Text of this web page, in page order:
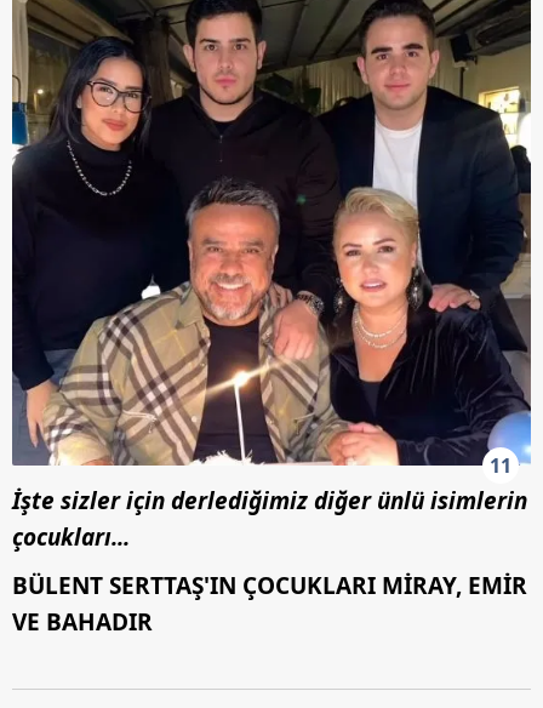
11
İşte sizler için derlediğimiz diğer ünlü isimlerin
çocukları...
BÜLENT SERTTAŞ'IN ÇOCUKLARI MİRAY, EMİR
VE BAHADIR